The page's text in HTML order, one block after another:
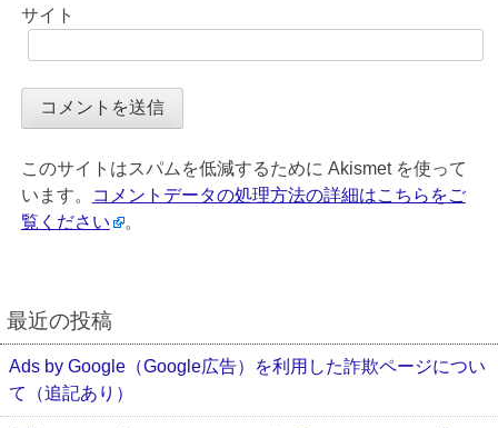
サイト
このサイトはスパムを低減するために Akismet を使って
います。
コメントデータの処理方法の詳細はこちらをご
覧ください
。
最近の投稿
Ads by Google（Google広告）を利用した詐欺ページについ
て（追記あり）